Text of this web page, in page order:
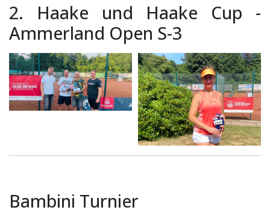
2. Haake und Haake Cup -
Ammerland Open S-3
Bambini Turnier